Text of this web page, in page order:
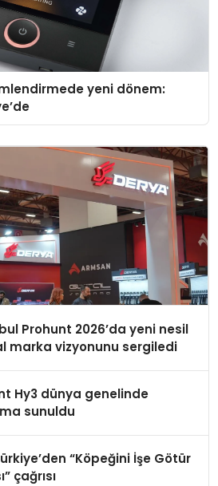
yeni dönem:
Prohunt 2026’da yeni nesil
marka vizyonunu sergiledi
Hy3 dünya genelinde
sunuldu
“Köpeğini İşe Götür
çağrısı